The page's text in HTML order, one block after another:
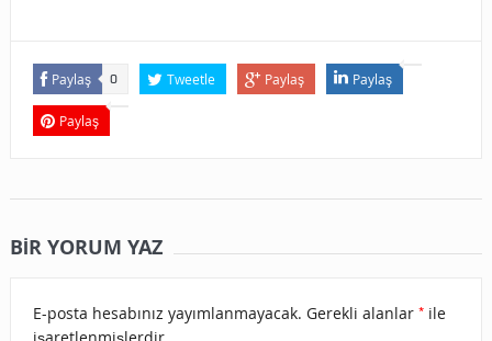
Paylaş 0 Tweetle Paylaş Paylaş
Paylaş
BIR YORUM YAZ
E-posta hesabınız yayımlanmayacak. Gerekli alanlar *ile